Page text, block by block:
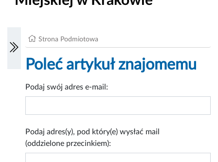
Strona Podmiotowa
Poleć artykuł znajomemu
Podaj swój adres e-mail:
Podaj adres(y), pod który(e) wysłać mail
(oddzielone przecinkiem):